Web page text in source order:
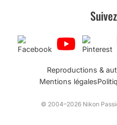
Reproductions &
Mentions légales
© 2004–2026 Nikon